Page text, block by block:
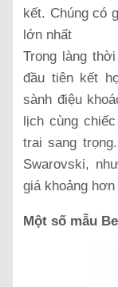
kết. Chúng có
lớn nhất
Trong làng
đầu tiên kết
sành điệu
lịch cùng
trai sang
Swarovski,
giá khoảng
Một số mẫu